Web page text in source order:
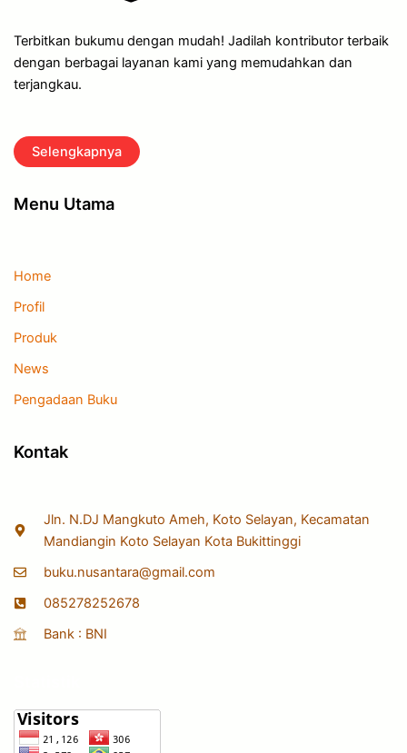
Terbitkan bukumu dengan mudah! Jadilah kontributor terbaik
dengan berbagai layanan kami yang memudahkan dan
terjangkau.
Selengkapnya
Menu Utama
Home
Profil
Produk
News
Pengadaan Buku
Kontak
Jln. N.DJ Mangkuto Ameh, Koto Selayan, Kecamatan
Mandiangin Koto Selayan Kota Bukittinggi
buku.nusantara@gmail.com
085278252678
Bank : BNI